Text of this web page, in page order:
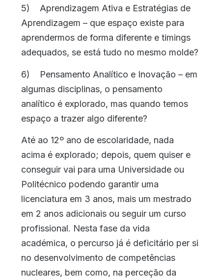
5) Aprendizagem Ativa e Estratégias de
Aprendizagem – que espaço existe para
aprendermos de forma diferente e timings
adequados, se está tudo no mesmo molde?
6) Pensamento Analítico e Inovação – em
algumas disciplinas, o pensamento
analítico é explorado, mas quando temos
espaço a trazer algo diferente?
Até ao 12º ano de escolaridade, nada
acima é explorado; depois, quem quiser e
conseguir vai para uma Universidade ou
Politécnico podendo garantir uma
licenciatura em 3 anos, mais um mestrado
em 2 anos adicionais ou seguir um curso
profissional. Nesta fase da vida
académica, o percurso já é deficitário per si
no desenvolvimento de competências
nucleares, bem como, na perceção da